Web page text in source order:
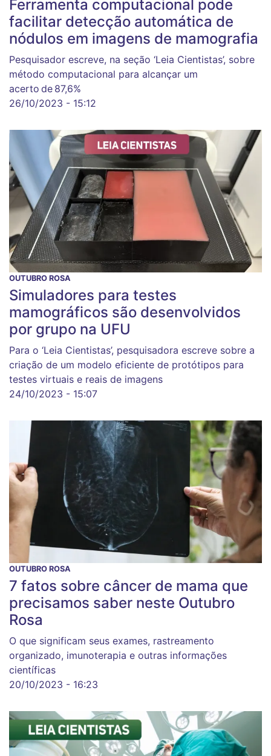
Ferramenta computacional pode
facilitar detecção automática de
nódulos em imagens de mamografia
Pesquisador escreve, na seção ‘Leia Cientistas’, sobre
método computacional para alcançar um
acerto de 87,6%
26/10/2023 - 15:12
OUTUBRO ROSA
Simuladores para testes
mamográficos são desenvolvidos
por grupo na UFU
Para o ‘Leia Cientistas’, pesquisadora escreve sobre a
criação de um modelo eficiente de protótipos para
testes virtuais e reais de imagens
24/10/2023 - 15:07
OUTUBRO ROSA
7 fatos sobre câncer de mama que
precisamos saber neste Outubro
Rosa
O que significam seus exames, rastreamento
organizado, imunoterapia e outras informações
científicas
20/10/2023 - 16:23